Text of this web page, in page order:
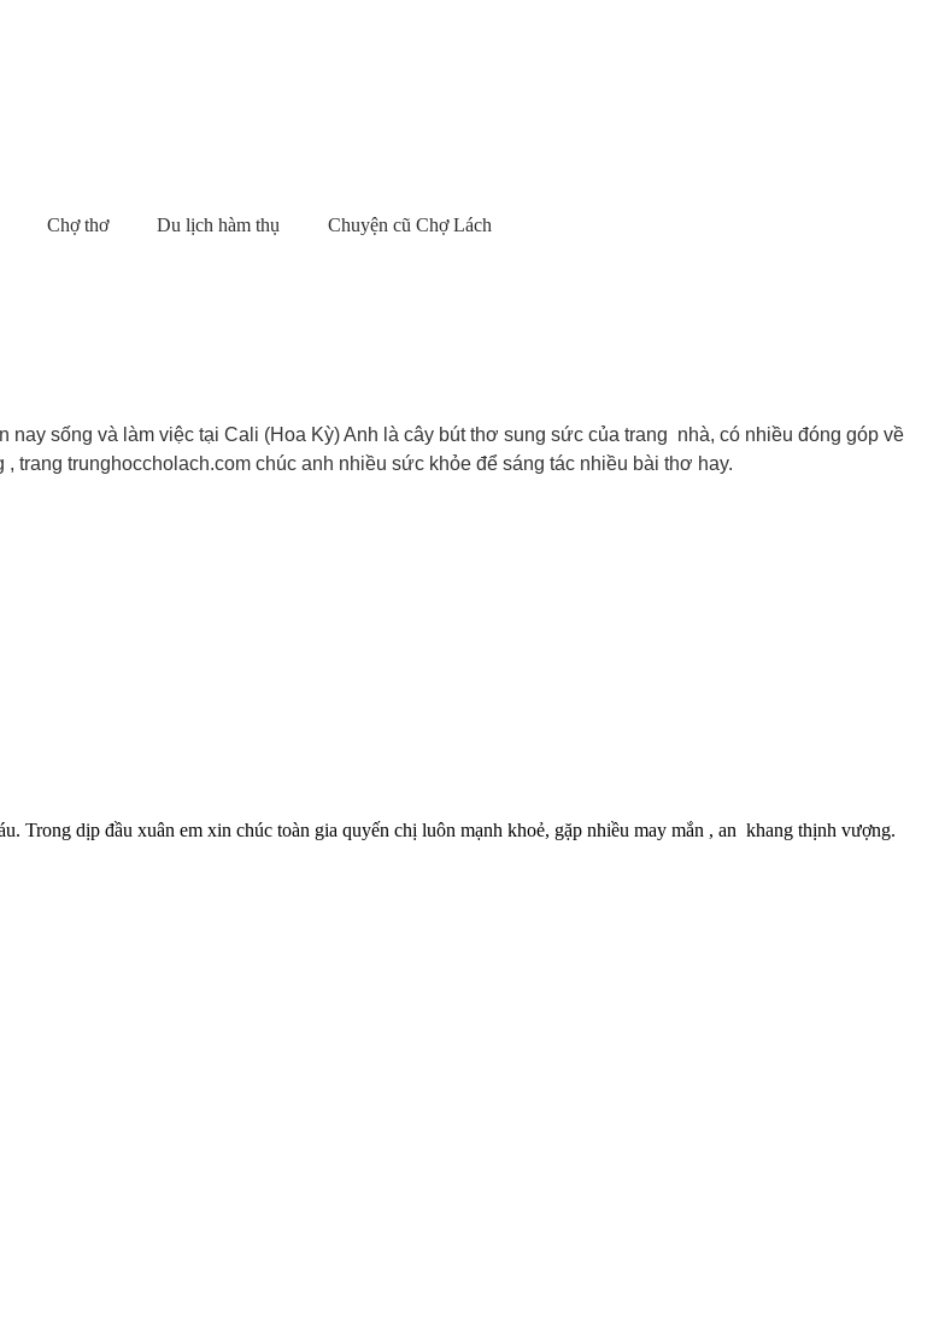
Chợ thơ Du lịch hàm thụ Chuyện cũ Chợ Lách
sống và làm việc tại Cali (Hoa Kỳ) Anh là cây bút thơ sung sức của trang nhà, có nhiều đóng góp về
trunghoccholach.com chúc anh nhiều sức khỏe để sáng tác nhiều bài thơ hay.
Trong dịp đầu xuân em xin chúc toàn gia quyến chị luôn mạnh khoẻ, gặp nhiều may mắn , an khang thịnh vượng.